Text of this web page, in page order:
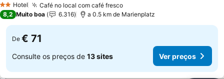
2 Estrelas
Hotel Café no local com café frescoVer preços
8,2 Muito boa 6.316 a 0.5 km de Marienplatz
De € 71
Consulte os preços de 13 sites Ver preços